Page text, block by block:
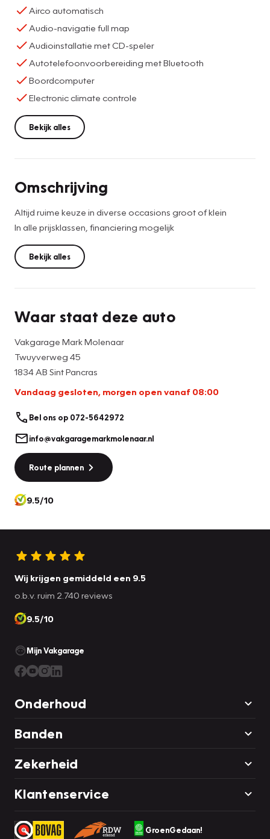
Airco automatisch
Audio-navigatie full map
Audioinstallatie met CD-speler
Autotelefoonvoorbereiding met Bluetooth
Boordcomputer
Electronic climate controle
Bekijk alles
Omschrijving
Altijd ruime keuze in diverse occasions groot of klein
In alle prijsklassen, financiering mogelijk
Bekijk alles
Waar staat deze auto
Vakgarage Mark Molenaar
Twuyverweg 45
1834 AB Sint Pancras
Vandaag gesloten, morgen open vanaf 08:00
Bel ons op 072-5642972
info@vakgaragemarkmolenaar.nl
Route plannen
9.5/10
Wij krijgen gemiddeld een 9.5
o.b.v. ruim 2.740 reviews
9.5/10
Mijn Vakgarage
Onderhoud
Banden
Zekerheid
Klantenservice
GroenGedaan!